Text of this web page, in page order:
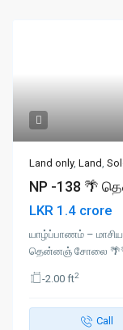
Land only,Land,
NP -138 🌴
LKR 1.4 crore
யாழ்ப்பாணம் –
தென்னஞ் சோலை
-2.00 ft2
Call